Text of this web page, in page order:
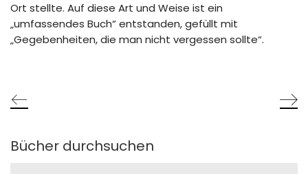
Ort stellte. Auf diese Art und Weise ist ein
„umfassendes Buch“ entstanden, gefüllt mit
„Gegebenheiten, die man nicht vergessen sollte“.
Bücher durchsuchen